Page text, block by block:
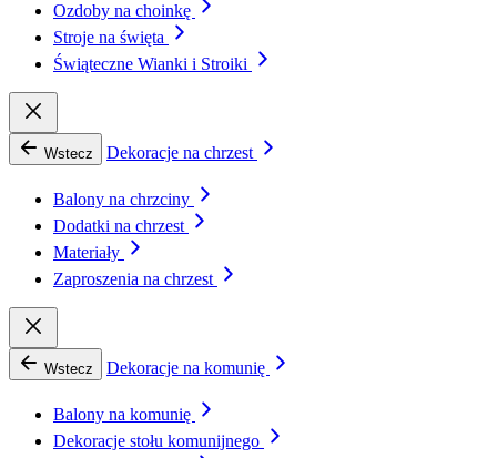
Ozdoby na choinkę
Stroje na święta
Świąteczne Wianki i Stroiki
Wstecz Dekoracje na chrzest
Balony na chrzciny
Dodatki na chrzest
Materiały
Zaproszenia na chrzest
Wstecz Dekoracje na komunię
Balony na komunię
Dekoracje stołu komunijnego